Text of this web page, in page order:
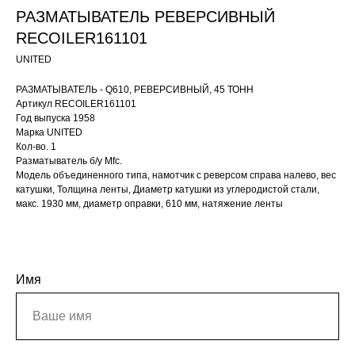
РАЗМАТЫВАТЕЛЬ РЕВЕРСИВНЫЙ
RECOILER161101
UNITED
РАЗМАТЫВАТЕЛЬ - Q610, РЕВЕРСИВНЫЙ, 45 ТОНН
Артикул RECOILER161101
Год выпуска 1958
Марка UNITED
Кол-во. 1
Разматыватель б/у Mfc.
Модель объединенного типа, намотчик с реверсом справа налево, вес
катушки, Толщина ленты, Диаметр катушки из углеродистой стали,
макс. 1930 мм, диаметр оправки, 610 мм, натяжение ленты
Имя